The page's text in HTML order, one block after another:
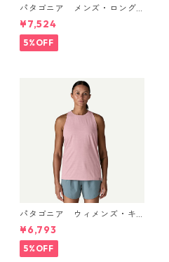
パタゴニア メンズ・ロング
スリーブ・キャプリーン・ク
ール・デイリー・シャツ Black
¥7,524
5%OFF
パタゴニア ウィメンズ・キ
ャプリーン・クール・ウルト
ラ・タンク Light Violet - Qu
iet Violet X-Dye 44740 日本
正規品
¥6,793
5%OFF